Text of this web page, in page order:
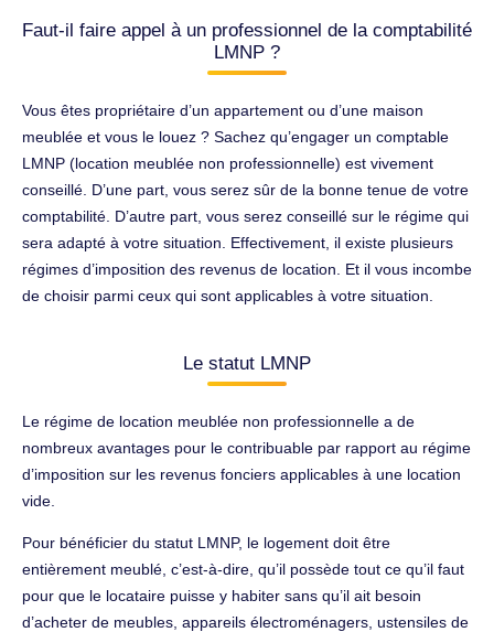
Faut-il faire appel à un professionnel de la comptabilité
LMNP ?
Vous êtes propriétaire d’un appartement ou d’une maison
meublée et vous le louez ? Sachez qu’engager un comptable
LMNP (location meublée non professionnelle) est vivement
conseillé. D’une part, vous serez sûr de la bonne tenue de votre
comptabilité. D’autre part, vous serez conseillé sur le régime qui
sera adapté à votre situation. Effectivement, il existe plusieurs
régimes d’imposition des revenus de location. Et il vous incombe
de choisir parmi ceux qui sont applicables à votre situation.
Le statut LMNP
Le régime de location meublée non professionnelle a de
nombreux avantages pour le contribuable par rapport au régime
d’imposition sur les revenus fonciers applicables à une location
vide.
Pour bénéficier du statut LMNP, le logement doit être
entièrement meublé, c’est-à-dire, qu’il possède tout ce qu’il faut
pour que le locataire puisse y habiter sans qu’il ait besoin
d’acheter de meubles, appareils électroménagers, ustensiles de